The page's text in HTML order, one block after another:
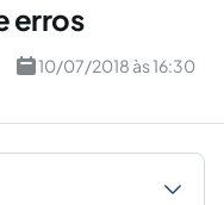
erros
10/07/2018 às 16:30